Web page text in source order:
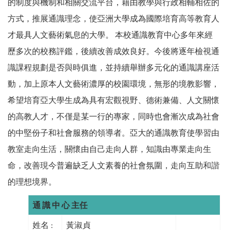
方式，推展通識理念，使亞洲大學成為國際培育高等教育人
才最具人文藝術氣息的大學。 本校通識教育中心多年來經
歷多次的校務評鑑，後續改善成效良好。今後將逐年檢視通
識課程規劃是否與時俱進，並持續舉辦多元化的通識講座活
動，加上原本人文藝術濃厚的校園環境，無形的境教影響，
希望培育亞大學生成為具有宏觀視野、德術兼備、人文關懷
的高教人才，不僅是某一行的專家，同時也會漸次成為社會
的中堅份子和社會服務的領導者。亞大的通識教育使學習由
教室走向生活，關懷由自己走向人群，知識由專業走向生
命，改善現今普遍缺乏人文素養的社會氛圍，走向互助和諧
的理想境界。
通 識 中 心 主任
姓名 : 黃淑貞